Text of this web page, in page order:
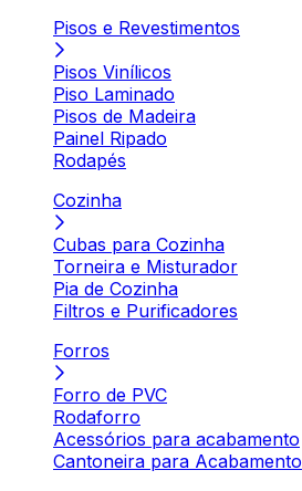
Pisos e Revestimentos
Pisos Vinílicos
Piso Laminado
Pisos de Madeira
Painel Ripado
Rodapés
Cozinha
Cubas para Cozinha
Torneira e Misturador
Pia de Cozinha
Filtros e Purificadores
Forros
Forro de PVC
Rodaforro
Acessórios para acabamento
Cantoneira para Acabamento